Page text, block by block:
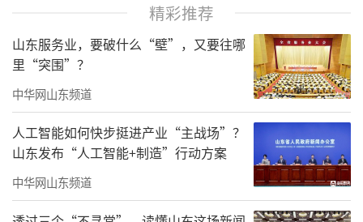
精彩推荐
山东服务业，要破什么“壁”，又要往哪
里“突围”？
中华网山东频道
人工智能如何快步挺进产业“主战场”？
山东发布“人工智能+制造”行动方案
中华网山东频道